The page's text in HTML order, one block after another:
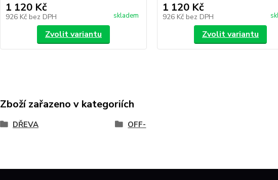
1 120 Kč
926 Kč bez DPH skladem
Zvolit variantu
1 120 Kč
926 Kč bez DPH
Zvolit variantu
Zboží zařazeno v kategoriích
DŘEVA OFF-